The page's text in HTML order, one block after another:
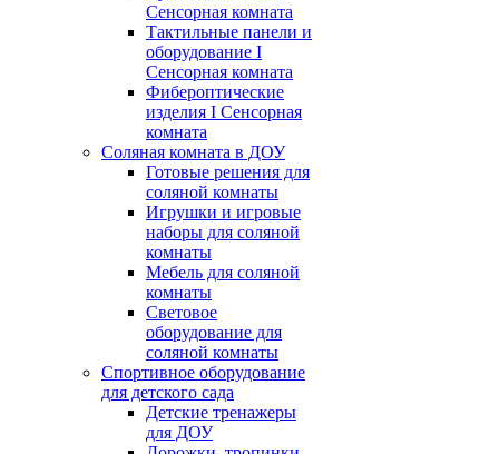
Сенсорная комната
Тактильные панели и
оборудование I
Сенсорная комната
Фибероптические
изделия I Сенсорная
комната
Соляная комната в ДОУ
Готовые решения для
соляной комнаты
Игрушки и игровые
наборы для соляной
комнаты
Мебель для соляной
комнаты
Световое
оборудование для
соляной комнаты
Спортивное оборудование
для детского сада
Детские тренажеры
для ДОУ